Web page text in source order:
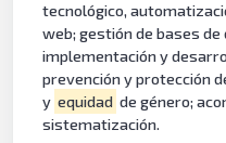
tecnológico,
web; gestión de bases
implementación y
prevención y protección
y equidad de género;
sistematización.